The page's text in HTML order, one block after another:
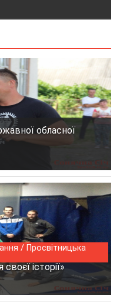
обласної
/ Просвітницька
історії»